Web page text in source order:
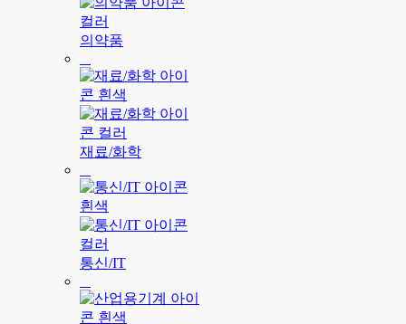
의약품
재료/화학
통신/IT